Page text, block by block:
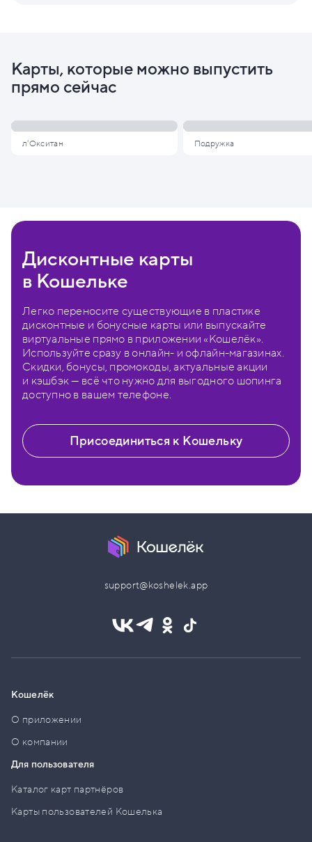
Карты, которые можно выпустить
прямо сейчас
л'Окситан Подружка
Дисконтные карты
в Кошельке
Легко переносите существующие в пластике
дисконтные и бонусные карты или выпускайте
виртуальные прямо в приложении «Кошелёк».
Используйте сразу в онлайн- и офлайн-магазинах.
Скидки, бонусы, промокоды, актуальные акции
и кэшбэк — всё что нужно для выгодного шопинга
доступно в вашем телефоне.
Присоединиться к Кошельку
support@koshelek.app
Кошелёк
О приложении
О компании
Для пользователя
Каталог карт партнёров
Карты пользователей Кошелька